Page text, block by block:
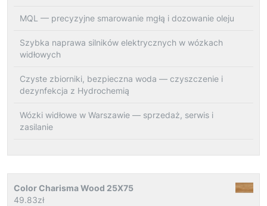
MQL — precyzyjne smarowanie mgłą i dozowanie oleju
Szybka naprawa silników elektrycznych w wózkach
widłowych
Czyste zbiorniki, bezpieczna woda — czyszczenie i
dezynfekcja z Hydrochemią
Wózki widłowe w Warszawie — sprzedaż, serwis i
zasilanie
Color Charisma Wood 25X75
49.83zł